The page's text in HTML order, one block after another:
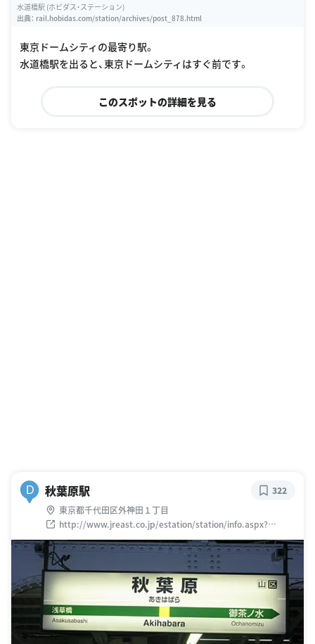
水道橋駅 (ホビダス・ステーション)
出典： rail.hobidas.com/station/archives/post_878.html
東京ドームシティの最寄り駅。
水道橋駅を出ると、東京ドームシティはすぐ前です。
このスポットの詳細を見る
D 秋葉原駅
東京都千代田区外神田１丁目
http://www.jreast.co.jp/estation/station/info.aspx?
StationCd=41
322